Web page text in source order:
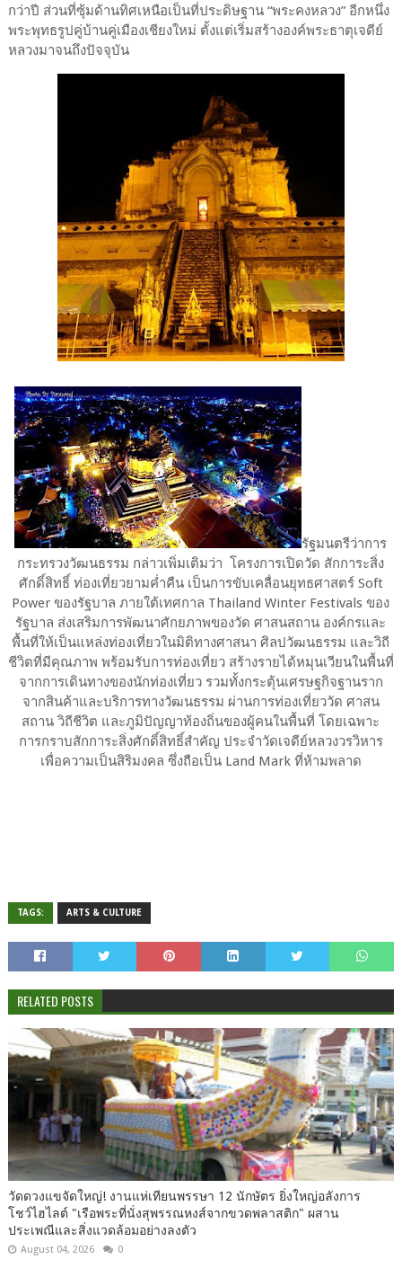
กว่าปี ส่วนที่ซุ้มด้านทิศเหนือเป็นที่ประดิษฐาน “พระคงหลวง” อีกหนึ่ง
พระพุทธรูปคู่บ้านคู่เมืองเชียงใหม่ ตั้งแต่เริ่มสร้างองค์พระธาตุเจดีย์
หลวงมาจนถึงปัจจุบัน
รัฐมนตรีว่าการ
กระทรวงวัฒนธรรม กล่าวเพิ่มเติมว่า โครงการเปิดวัด สักการะสิ่ง
ศักดิ์สิทธิ์ ท่องเที่ยวยามค่ำคืน เป็นการขับเคลื่อนยุทธศาสตร์ Soft
Power ของรัฐบาล ภายใต้เทศกาล Thailand Winter Festivals ของ
รัฐบาล ส่งเสริมการพัฒนาศักยภาพของวัด ศาสนสถาน องค์กรและ
พื้นที่ให้เป็นแหล่งท่องเที่ยวในมิติทางศาสนา ศิลปวัฒนธรรม และวิถี
ชีวิตที่มีคุณภาพ พร้อมรับการท่องเที่ยว สร้างรายได้หมุนเวียนในพื้นที่
จากการเดินทางของนักท่องเที่ยว รวมทั้งกระตุ้นเศรษฐกิจฐานราก
จากสินค้าและบริการทางวัฒนธรรม ผ่านการท่องเที่ยววัด ศาสน
สถาน วิถีชีวิต และภูมิปัญญาท้องถิ่นของผู้คนในพื้นที่ โดยเฉพาะ
การกราบสักการะสิ่งศักดิ์สิทธิ์สำคัญ ประจำวัดเจดีย์หลวงวรวิหาร
เพื่อความเป็นสิริมงคล ซึ่งถือเป็น Land Mark ที่ห้ามพลาด
TAGS: ARTS & CULTURE
RELATED POSTS
วัดดวงแขจัดใหญ่! งานแห่เทียนพรรษา 12 นักษัตร ยิ่งใหญ่อลังการ
โชว์ไฮไลต์ "เรือพระที่นั่งสุพรรณหงส์จากขวดพลาสติก" ผสาน
ประเพณีและสิ่งแวดล้อมอย่างลงตัว
August 04, 2026 0